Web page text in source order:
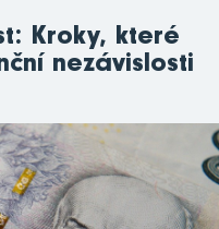
Kroky, které
nezávislosti